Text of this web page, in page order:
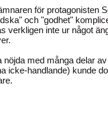
för protagonisten
och "godhet"
verkligen inte ur något
med många delar
icke-handlande) kunde